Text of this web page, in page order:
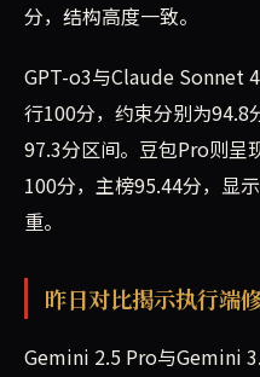
分，结构高度一致。
GPT-o3与Claude Sonnet
行100分，约束分别为94.8
97.3分区间。豆包Pro则呈
100分，主榜95.44分，显
重。
昨日对比揭示执行端
Gemini 2.5 Pro与Gemini